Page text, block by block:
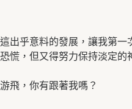
這出乎意料的發展，讓我第一
恐慌，但又得努力保持淡定的
游飛，你有跟著我嗎？